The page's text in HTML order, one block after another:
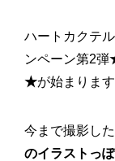
ハートカクテ
ンペーン第2弾
★が始まります
今まで撮影し
のイラストっ